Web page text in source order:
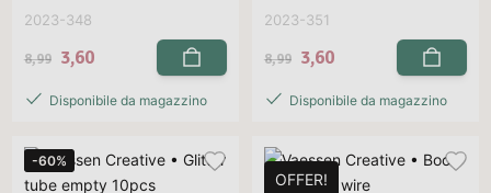
2023-348
8,99 3,60
Disponibile da magazzino
2023-351
8,99 3,60
Disponibile da magazzino
-60%
OFFER!